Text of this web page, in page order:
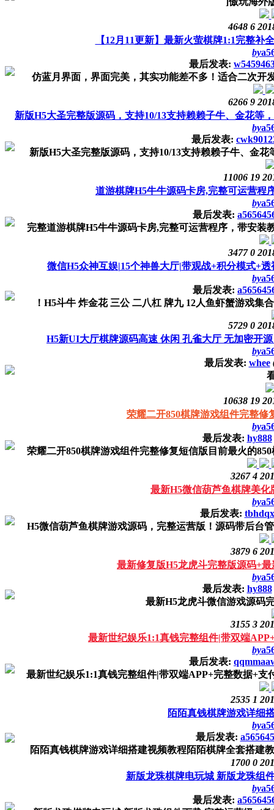
4648 6
【12月11更新】最新火萤棋牌1:1完整补
by
最后发表:
仿蓝月界面，界面完美，其实功能差不多！适合二次开
6266 9
新版H5大圣完整版源码，支持10/13支持赖赖子牛、金花等
by
最后发表:
新版H5大圣完整版源码，支持10/13支持赖赖子牛、金
11006 19
道游棋牌H5牛牛源码卡房,完整可运营程
by
最后发表:
完整道游棋牌H5牛牛源码卡房,完整可运营程序，带安
3477 0
微信H5众神互娱|15个神兽大厅|带观战+积分模式+
by
最后发表:
！H5斗牛 炸金花 三公 二八杠 牌九 12人鱼虾蟹游戏
5729 0
H5新UI大厅棋牌源码高速 休闲 孔雀大厅 无加密开
by
最后发表: whee
10638 19
荣耀二开850棋牌游戏组件完整修
by
最后发表: hy888
荣耀二开850棋牌游戏组件完整修复短信版目前最火的
3267 4
最新H5微信葫芦鱼棋牌美化
by
最后发表: tbhdqx
H5微信葫芦鱼棋牌游戏源码，完整运营版！源码带后台
3879 6
最新修复版H5龙虎斗完整版源码+
by
最后发表: hy888
最新H5龙虎斗微信游戏源码
3155 3
最新世纪娱乐1:1真钱完整组件|带双端
by
最后发表:
最新世纪娱乐1:1真钱完整组件|带双端APP+完整数据+
2535 1
陌陌真钱棋牌游戏详细
by
最后发表:
陌陌真钱棋牌游戏详细搭建视频教程陌陌棋牌全套搭建
1700 0
新版龙珠棋牌电玩城 新版龙珠组
by
最后发表: